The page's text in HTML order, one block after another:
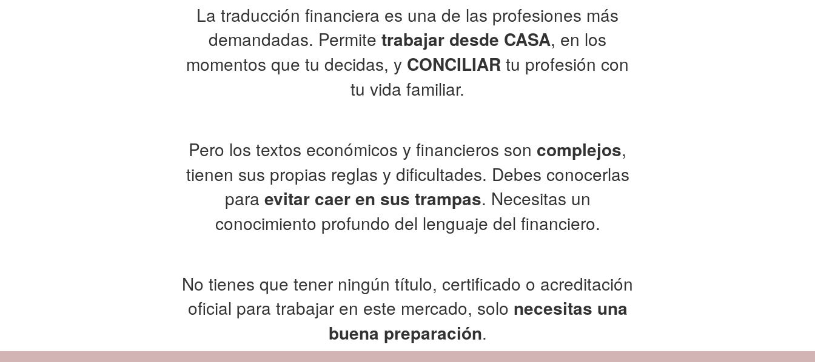
La traducción financiera es una de las profesiones más
demandadas. Permite trabajar desde CASA, en los
momentos que tu decidas, y CONCILIAR tu profesión con
tu vida familiar.
Pero los textos económicos y financieros son complejos,
tienen sus propias reglas y dificultades. Debes conocerlas
para evitar caer en sus trampas. Necesitas un
conocimiento profundo del lenguaje del financiero.
No tienes que tener ningún título, certificado o acreditación
oficial para trabajar en este mercado, solo necesitas una
buena preparación.